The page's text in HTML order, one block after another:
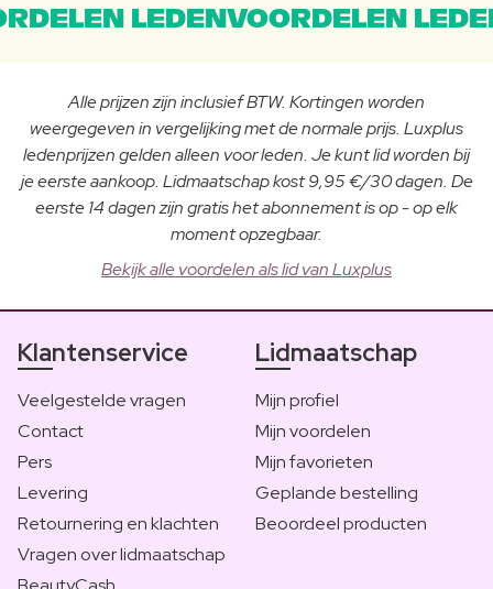
LEDENVOORDELEN
Alle prijzen zijn inclusief BTW. Kortingen worden
weergegeven in vergelijking met de normale prijs. Luxplus
ledenprijzen gelden alleen voor leden. Je kunt lid worden bij
je eerste aankoop. Lidmaatschap kost 9,95 €/30 dagen. De
eerste 14 dagen zijn gratis het abonnement is op - op elk
moment opzegbaar.
Bekijk alle voordelen als lid van Luxplus
Klantenservice
Veelgestelde vragen
Contact
Pers
Levering
Retournering en klachten
Vragen over lidmaatschap
Lidmaatschap
Mijn profiel
Mijn voordelen
Mijn favorieten
Geplande bestelling
Beoordeel producten